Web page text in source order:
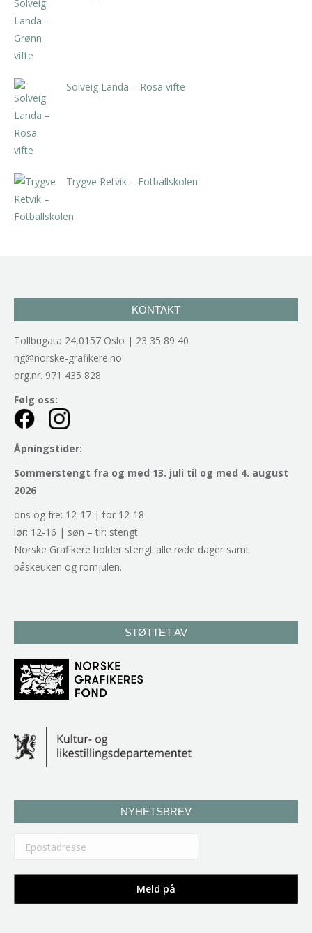
Solveig Landa – Rosa vifte
Trygve Retvik – Fotballskolen
KONTAKT
Tollbugata 24,0157 Oslo | 23 35 89 40
ng@norske-grafikere.no
org.nr. 971 435 828
Følg oss:
Åpningstider:
Sommerstengt fra og med 13. juli til og med 4. august
2026
ons og fre: 12-17 | tor 12-18
lør: 12-16 | søn – tir: stengt
Norske Grafikere holder stengt alle røde dager samt
påskeuken og romjulen.
STØTTET AV
NYHETSBREV